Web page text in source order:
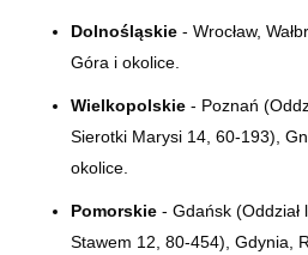
Dolnośląskie- Wrocław,
Góra i okolice.
Wielkopolskie- Poznań
Sierotki Marysi 14, 60-193) ,
okolice.
Pomorskie- Gdańsk (Oddział
Stawem 12, 80-454), Gdynia,